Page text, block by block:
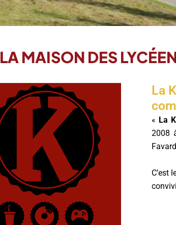
LA MAISON DES
La
« La
2008
C’est